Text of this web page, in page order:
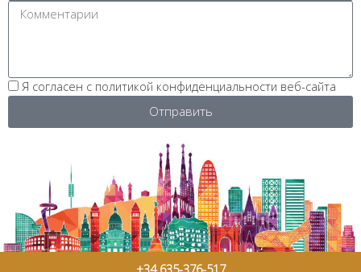
Я согласен с политикой конфиденциальности веб-сайта
Отправить